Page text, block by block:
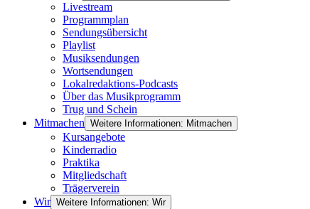
Livestream
Programmplan
Sendungsübersicht
Playlist
Musiksendungen
Wortsendungen
Lokalredaktions-Podcasts
Über das Musikprogramm
Trug und Schein
Mitmachen Weitere Informationen: Mitmachen
Kursangebote
Kinderradio
Praktika
Mitgliedschaft
Trägerverein
Wir Weitere Informationen: Wir